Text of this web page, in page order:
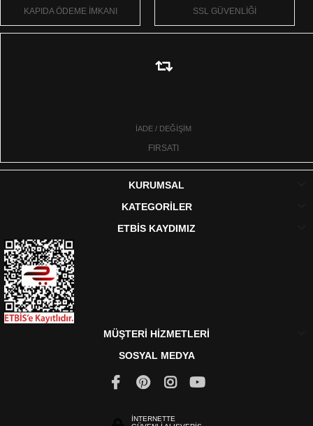
KAPIDA ÖDEME İMKANI SSL GÜVENLİĞİ
İADE / DEĞİŞİM
FIRSATI
KURUMSAL
KATEGORİLER
ETBİS KAYDIMIZ
MÜŞTERİ HİZMETLERİ
SOSYAL MEDYA
İNTERNETTE